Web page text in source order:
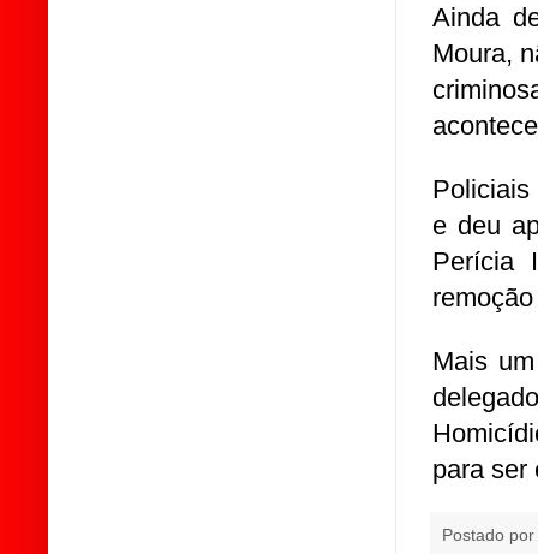
Ainda
Moura,
Policiais
e deu
Perícia
Mais
para ser
Postado por